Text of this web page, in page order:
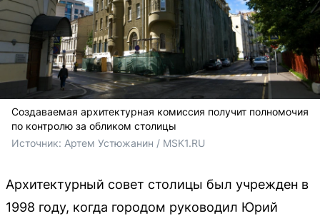
Создаваемая архитектурная комиссия получит полномочия
по контролю за обликом столицы
Источник: Артем Устюжанин / MSK1.RU
Архитектурный совет столицы был учрежден в
1998 году, когда городом руководил Юрий